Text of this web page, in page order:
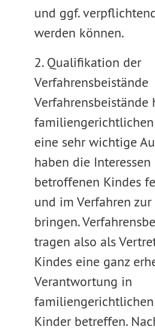
und ggf.
werden können.
2. Qualifikation der
Verfahrensbeistände
Verfahrensbeistände
familiengerichtlichen
eine sehr wichtige
haben die Interessen
betroffenen Kindes
und im Verfahren
bringen.
tragen also als
Kindes eine ganz
Verantwortung in
familiengerichtlichen
Kinder betreffen.